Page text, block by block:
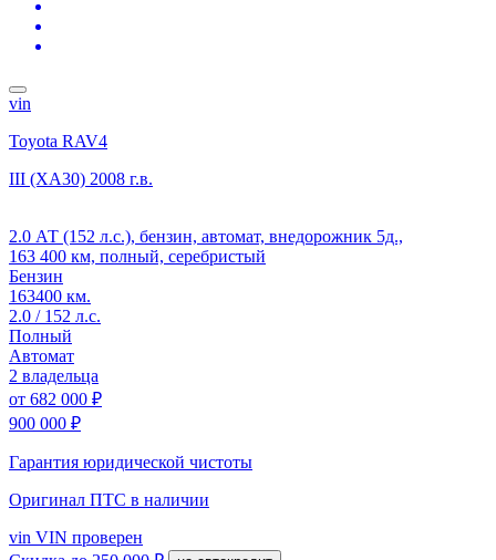
vin
Toyota RAV4
III (XA30) 2008 г.в.
2.0 АТ (152 л.с.), бензин, автомат, внедорожник 5д.,
163 400 км, полный, серебристый
Бензин
163400 км.
2.0 / 152 л.с.
Полный
Автомат
2 владельца
от 682 000 ₽
900 000 ₽
Гарантия юридической чистоты
Оригинал ПТС в наличии
vin VIN проверен